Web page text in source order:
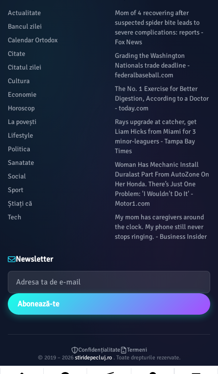
Actualitate
Bancul zilei
Calendar Ortodox
Citate
Citatul zilei
Cultura
Economie
Horoscop
La povești
Lifestyle
Politica
Sanatate
Social
Sport
Știați că
Tech
Mom of 4 recovering after
suspected spider bite leads to
severe complications: reports -
Fox News
Grading the Washington
Nationals trade deadline -
federalbaseball.com
The No. 1 Exercise for Better
Digestion, According to a Doctor
- today.com
Rays upgrade at catcher, get
Liam Hicks from Miami for 3
minor-leaguers - Tampa Bay
Times
Woman Has Mechanic Install
Duralast Part From AutoZone On
Her Honda. There’s Just One
Problem: 'I Wouldn't Do It' -
Motor1.com
My mom has caregivers around
the clock. My phone still never
stops ringing. - Business Insider
Newsletter
Abonează-te
Confidențialitate
Termeni
© 2019 – 2026 stiridepecluj.ro . Toate drepturile rezervate.